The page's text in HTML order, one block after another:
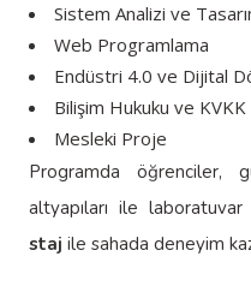
Sistem Analizi ve
Web Programlama
Endüstri 4.0 ve Dijital
Bilişim Hukuku ve KVKK
Mesleki Proje
Programda öğrenciler,
altyapıları ile laboratuvar
staj ile sahada deneyim